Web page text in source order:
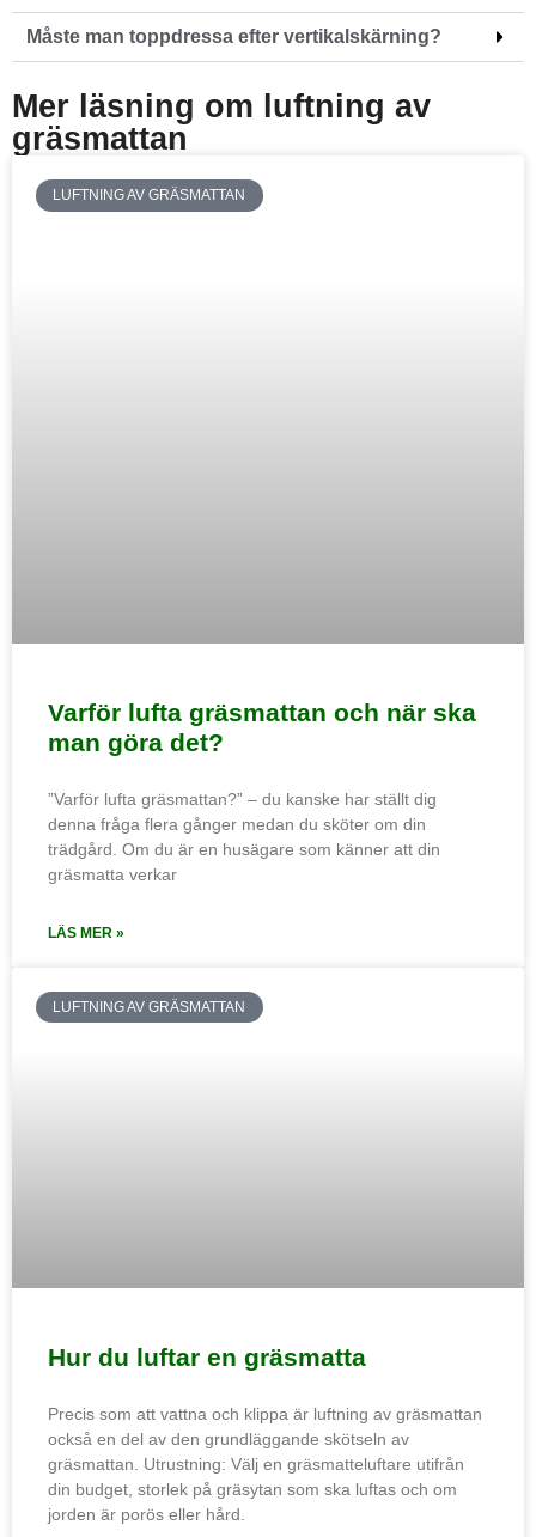
Måste man toppdressa efter vertikalskärning?
Mer läsning om luftning av
gräsmattan
LUFTNING AV GRÄSMATTAN
Varför lufta gräsmattan och när ska
man göra det?
”Varför lufta gräsmattan?” – du kanske har ställt dig
denna fråga flera gånger medan du sköter om din
trädgård. Om du är en husägare som känner att din
gräsmatta verkar
LÄS MER »
LUFTNING AV GRÄSMATTAN
Hur du luftar en gräsmatta
Precis som att vattna och klippa är luftning av gräsmattan
också en del av den grundläggande skötseln av
gräsmattan. Utrustning: Välj en gräsmatteluftare utifrån
din budget, storlek på gräsytan som ska luftas och om
jorden är porös eller hård.